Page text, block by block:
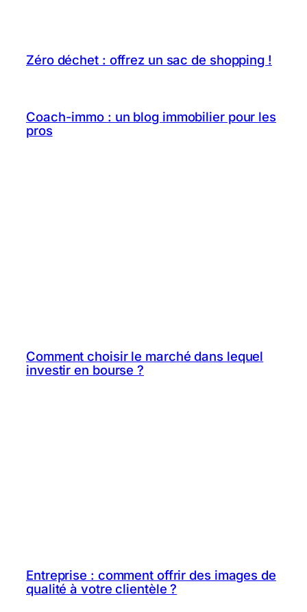
Zéro déchet : offrez un sac de shopping !
Coach-immo : un blog immobilier pour les
pros
Comment choisir le marché dans lequel
investir en bourse ?
Entreprise : comment offrir des images de
qualité à votre clientèle ?